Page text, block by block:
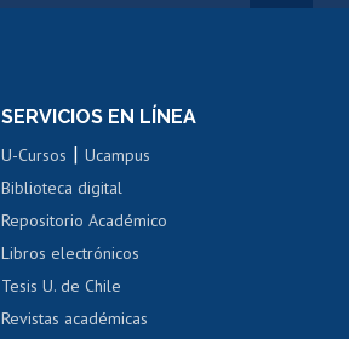
Movilidad Estudiantil
Cursos de español
SERVICIOS EN LÍNEA
U-Cursos |Ucampus
Biblioteca digital
Repositorio Académico
Libros electrónicos
Tesis U. de Chile
Revistas académicas